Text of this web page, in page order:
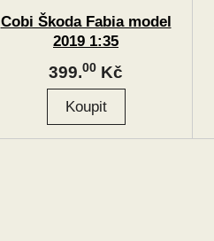
Cobi Škoda Fabia model
2019 1:35
399.00 Kč